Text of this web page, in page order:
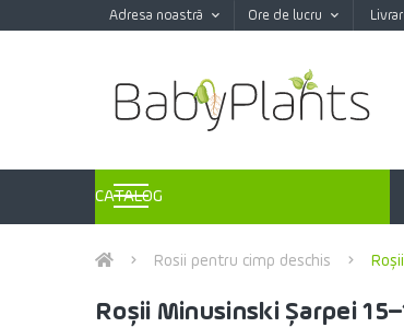
Adresa noastră Ore de lucru
CATALOG
Rosii pentru cimp deschis
Roșii Minusinski Șarpei